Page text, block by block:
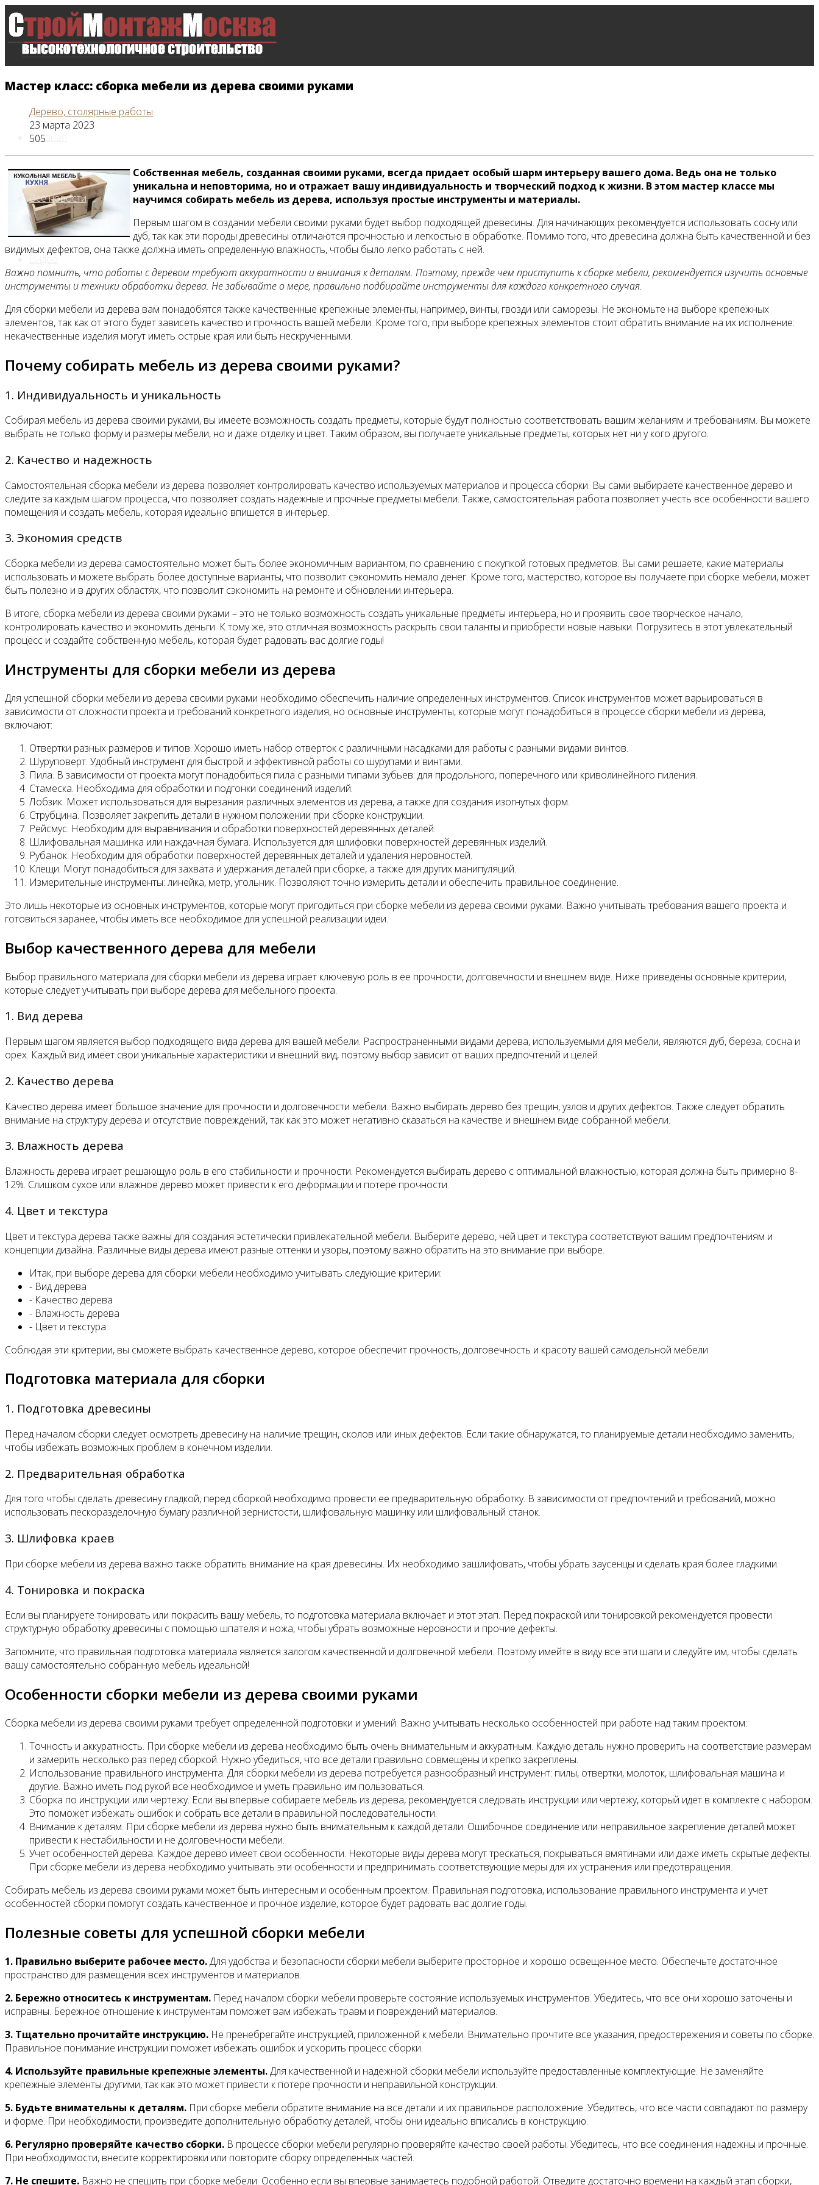
Главная
Все новости
Видео
Мастер класс: сборка мебели из дерева своими руками
Дерево, столярные работы
23 марта 2023
505
Собственная мебель, созданная своими руками, всегда придает особый шарм интерьеру вашего дома. Ведь она не только
уникальна и неповторима, но и отражает вашу индивидуальность и творческий подход к жизни. В этом мастер классе мы
научимся собирать мебель из дерева, используя простые инструменты и материалы.
Первым шагом в создании мебели своими руками будет выбор подходящей древесины. Для начинающих рекомендуется использовать сосну или
дуб, так как эти породы древесины отличаются прочностью и легкостью в обработке. Помимо того, что древесина должна быть качественной и без
видимых дефектов, она также должна иметь определенную влажность, чтобы было легко работать с ней.
Важно помнить, что работы с деревом требуют аккуратности и внимания к деталям. Поэтому, прежде чем приступить к сборке мебели, рекомендуется изучить основные
инструменты и техники обработки дерева. Не забывайте о мере, правильно подбирайте инструменты для каждого конкретного случая.
Для сборки мебели из дерева вам понадобятся также качественные крепежные элементы, например, винты, гвозди или саморезы. Не экономьте на выборе крепежных
элементов, так как от этого будет зависеть качество и прочность вашей мебели. Кроме того, при выборе крепежных элементов стоит обратить внимание на их исполнение:
некачественные изделия могут иметь острые края или быть нескрученными.
Почему собирать мебель из дерева своими руками?
1. Индивидуальность и уникальность
Собирая мебель из дерева своими руками, вы имеете возможность создать предметы, которые будут полностью соответствовать вашим желаниям и требованиям. Вы можете
выбрать не только форму и размеры мебели, но и даже отделку и цвет. Таким образом, вы получаете уникальные предметы, которых нет ни у кого другого.
2. Качество и надежность
Самостоятельная сборка мебели из дерева позволяет контролировать качество используемых материалов и процесса сборки. Вы сами выбираете качественное дерево и
следите за каждым шагом процесса, что позволяет создать надежные и прочные предметы мебели. Также, самостоятельная работа позволяет учесть все особенности вашего
помещения и создать мебель, которая идеально впишется в интерьер.
3. Экономия средств
Сборка мебели из дерева самостоятельно может быть более экономичным вариантом, по сравнению с покупкой готовых предметов. Вы сами решаете, какие материалы
использовать и можете выбрать более доступные варианты, что позволит сэкономить немало денег. Кроме того, мастерство, которое вы получаете при сборке мебели, может
быть полезно и в других областях, что позволит сэкономить на ремонте и обновлении интерьера.
В итоге, сборка мебели из дерева своими руками – это не только возможность создать уникальные предметы интерьера, но и проявить свое творческое начало,
контролировать качество и экономить деньги. К тому же, это отличная возможность раскрыть свои таланты и приобрести новые навыки. Погрузитесь в этот увлекательный
процесс и создайте собственную мебель, которая будет радовать вас долгие годы!
Инструменты для сборки мебели из дерева
Для успешной сборки мебели из дерева своими руками необходимо обеспечить наличие определенных инструментов. Список инструментов может варьироваться в
зависимости от сложности проекта и требований конкретного изделия, но основные инструменты, которые могут понадобиться в процессе сборки мебели из дерева,
включают:
Отвертки разных размеров и типов. Хорошо иметь набор отверток с различными насадками для работы с разными видами винтов.
Шуруповерт. Удобный инструмент для быстрой и эффективной работы со шурупами и винтами.
Пила. В зависимости от проекта могут понадобиться пила с разными типами зубьев: для продольного, поперечного или криволинейного пиления.
Стамеска. Необходима для обработки и подгонки соединений изделий.
Лобзик. Может использоваться для вырезания различных элементов из дерева, а также для создания изогнутых форм.
Струбцина. Позволяет закрепить детали в нужном положении при сборке конструкции.
Рейсмус. Необходим для выравнивания и обработки поверхностей деревянных деталей.
Шлифовальная машинка или наждачная бумага. Используется для шлифовки поверхностей деревянных изделий.
Рубанок. Необходим для обработки поверхностей деревянных деталей и удаления неровностей.
Клещи. Могут понадобиться для захвата и удержания деталей при сборке, а также для других манипуляций.
Измерительные инструменты: линейка, метр, угольник. Позволяют точно измерить детали и обеспечить правильное соединение.
Это лишь некоторые из основных инструментов, которые могут пригодиться при сборке мебели из дерева своими руками. Важно учитывать требования вашего проекта и
готовиться заранее, чтобы иметь все необходимое для успешной реализации идеи.
Выбор качественного дерева для мебели
Выбор правильного материала для сборки мебели из дерева играет ключевую роль в ее прочности, долговечности и внешнем виде. Ниже приведены основные критерии,
которые следует учитывать при выборе дерева для мебельного проекта.
1. Вид дерева
Первым шагом является выбор подходящего вида дерева для вашей мебели. Распространенными видами дерева, используемыми для мебели, являются дуб, береза, сосна и
орех. Каждый вид имеет свои уникальные характеристики и внешний вид, поэтому выбор зависит от ваших предпочтений и целей.
2. Качество дерева
Качество дерева имеет большое значение для прочности и долговечности мебели. Важно выбирать дерево без трещин, узлов и других дефектов. Также следует обратить
внимание на структуру дерева и отсутствие повреждений, так как это может негативно сказаться на качестве и внешнем виде собранной мебели.
3. Влажность дерева
Влажность дерева играет решающую роль в его стабильности и прочности. Рекомендуется выбирать дерево с оптимальной влажностью, которая должна быть примерно 8-
12%. Слишком сухое или влажное дерево может привести к его деформации и потере прочности.
4. Цвет и текстура
Цвет и текстура дерева также важны для создания эстетически привлекательной мебели. Выберите дерево, чей цвет и текстура соответствуют вашим предпочтениям и
концепции дизайна. Различные виды дерева имеют разные оттенки и узоры, поэтому важно обратить на это внимание при выборе.
Итак, при выборе дерева для сборки мебели необходимо учитывать следующие критерии:
- Вид дерева
- Качество дерева
- Влажность дерева
- Цвет и текстура
Соблюдая эти критерии, вы сможете выбрать качественное дерево, которое обеспечит прочность, долговечность и красоту вашей самодельной мебели.
Подготовка материала для сборки
1. Подготовка древесины
Перед началом сборки следует осмотреть древесину на наличие трещин, сколов или иных дефектов. Если такие обнаружатся, то планируемые детали необходимо заменить,
чтобы избежать возможных проблем в конечном изделии.
2. Предварительная обработка
Для того чтобы сделать древесину гладкой, перед сборкой необходимо провести ее предварительную обработку. В зависимости от предпочтений и требований, можно
использовать пескоразделочную бумагу различной зернистости, шлифовальную машинку или шлифовальный станок.
3. Шлифовка краев
При сборке мебели из дерева важно также обратить внимание на края древесины. Их необходимо зашлифовать, чтобы убрать заусенцы и сделать края более гладкими.
4. Тонировка и покраска
Если вы планируете тонировать или покрасить вашу мебель, то подготовка материала включает и этот этап. Перед покраской или тонировкой рекомендуется провести
структурную обработку древесины с помощью шпателя и ножа, чтобы убрать возможные неровности и прочие дефекты.
Запомните, что правильная подготовка материала является залогом качественной и долговечной мебели. Поэтому имейте в виду все эти шаги и следуйте им, чтобы сделать
вашу самостоятельно собранную мебель идеальной!
Особенности сборки мебели из дерева своими руками
Сборка мебели из дерева своими руками требует определенной подготовки и умений. Важно учитывать несколько особенностей при работе над таким проектом:
Точность и аккуратность. При сборке мебели из дерева необходимо быть очень внимательным и аккуратным. Каждую деталь нужно проверить на соответствие размерам
и замерить несколько раз перед сборкой. Нужно убедиться, что все детали правильно совмещены и крепко закреплены.
Использование правильного инструмента. Для сборки мебели из дерева потребуется разнообразный инструмент: пилы, отвертки, молоток, шлифовальная машина и
другие. Важно иметь под рукой все необходимое и уметь правильно им пользоваться.
Сборка по инструкции или чертежу. Если вы впервые собираете мебель из дерева, рекомендуется следовать инструкции или чертежу, который идет в комплекте с набором.
Это поможет избежать ошибок и собрать все детали в правильной последовательности.
Внимание к деталям. При сборке мебели из дерева нужно быть внимательным к каждой детали. Ошибочное соединение или неправильное закрепление деталей может
привести к нестабильности и не долговечности мебели.
Учет особенностей дерева. Каждое дерево имеет свои особенности. Некоторые виды дерева могут трескаться, покрываться вмятинами или даже иметь скрытые дефекты.
При сборке мебели из дерева необходимо учитывать эти особенности и предпринимать соответствующие меры для их устранения или предотвращения.
Собирать мебель из дерева своими руками может быть интересным и особенным проектом. Правильная подготовка, использование правильного инструмента и учет
особенностей сборки помогут создать качественное и прочное изделие, которое будет радовать вас долгие годы.
Полезные советы для успешной сборки мебели
1. Правильно выберите рабочее место.Для удобства и безопасности сборки мебели выберите просторное и хорошо освещенное место. Обеспечьте достаточное
пространство для размещения всех инструментов и материалов.
2. Бережно относитесь к инструментам. Перед началом сборки мебели проверьте состояние используемых инструментов. Убедитесь, что все они хорошо заточены и
исправны. Бережное отношение к инструментам поможет вам избежать травм и повреждений материалов.
3. Тщательно прочитайте инструкцию. Не пренебрегайте инструкцией, приложенной к мебели. Внимательно прочтите все указания, предостережения и советы по сборке.
Правильное понимание инструкции поможет избежать ошибок и ускорить процесс сборки.
4. Используйте правильные крепежные элементы.Для качественной и надежной сборки мебели используйте предоставленные комплектующие. Не заменяйте
крепежные элементы другими, так как это может привести к потере прочности и неправильной конструкции.
5. Будьте внимательны к деталям. При сборке мебели обратите внимание на все детали и их правильное расположение. Убедитесь, что все части совпадают по размеру
и форме. При необходимости, произведите дополнительную обработку деталей, чтобы они идеально вписались в конструкцию.
6. Регулярно проверяйте качество сборки. В процессе сборки мебели регулярно проверяйте качество своей работы. Убедитесь, что все соединения надежны и прочные.
При необходимости, внесите корректировки или повторите сборку определенных частей.
7. Не спешите. Важно не спешить при сборке мебели. Особенно если вы впервые занимаетесь подобной работой. Отведите достаточно времени на каждый этап сборки,